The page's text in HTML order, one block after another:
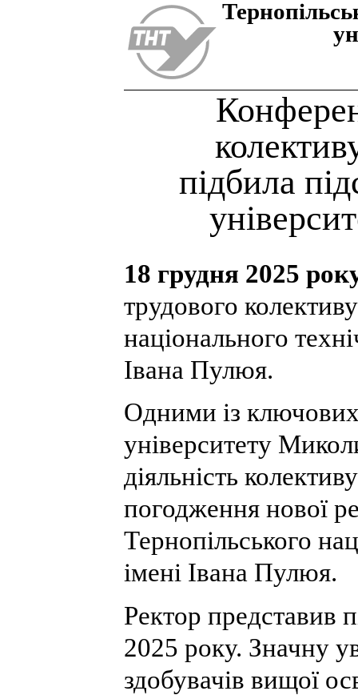
підбила
18 грудня 2025
трудового
національного
Івана Пулюя.
Одними із ключових
університету
діяльність
погодження нової
Тернопільського
імені Івана Пулюя.
Ректор представив
2025 року. Значну
здобувачів вищої